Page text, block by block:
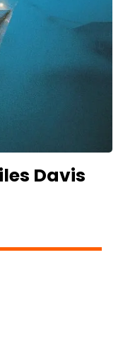
Davis